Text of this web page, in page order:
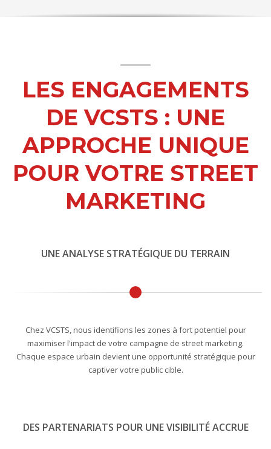
LES ENGAGEMENTS
DE VCSTS : UNE
APPROCHE UNIQUE
POUR VOTRE STREET
MARKETING
UNE ANALYSE STRATÉGIQUE DU TERRAIN
Chez VCSTS, nous identifions les zones à fort potentiel pour
maximiser l'impact de votre campagne de street marketing.
Chaque espace urbain devient une opportunité stratégique pour
captiver votre public cible.
DES PARTENARIATS POUR UNE VISIBILITÉ ACCRUE